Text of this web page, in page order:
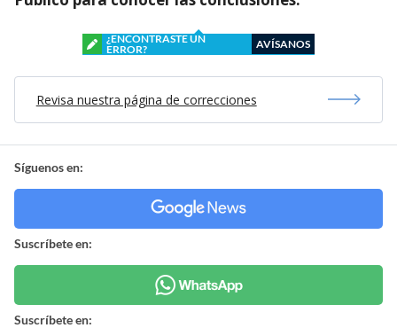
¿ENCONTRASTE UN
ERROR?
AVÍSANOS
Revisa nuestra página de correcciones
Síguenos en:
Suscríbete en:
Suscríbete en: